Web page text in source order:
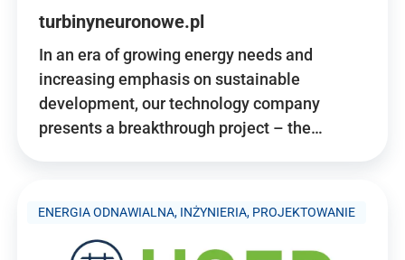
turbinyneuronowe.pl
In an era of growing energy needs and
increasing emphasis on sustainable
development, our technology company
presents a breakthrough project – the…
ENERGIA ODNAWIALNA, INŻYNIERIA, PROJEKTOWANIE